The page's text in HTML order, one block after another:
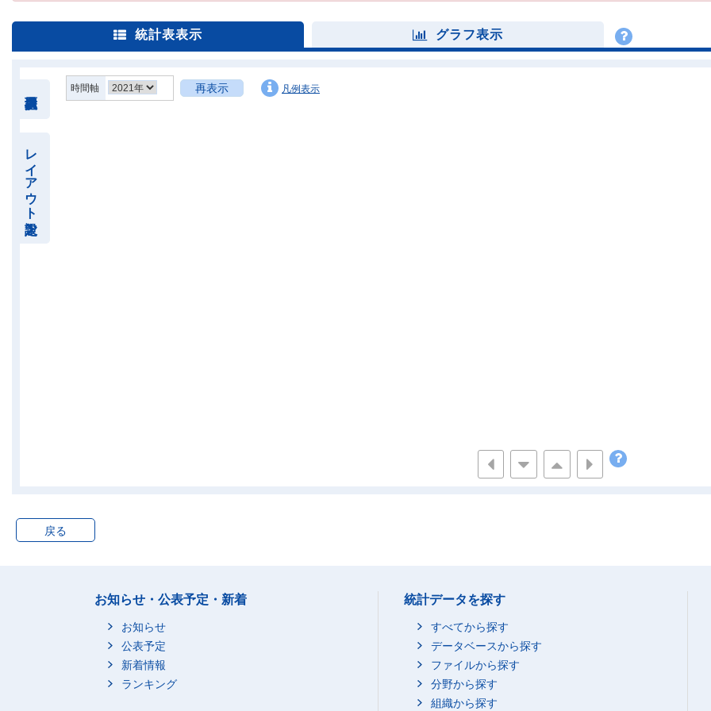
統計表表示 グラフ表示
レイアウト設定
時間軸 再表示 凡例表示
戻る
お知らせ・公表予定・新着
お知らせ
公表予定
新着情報
ランキング
統計データを探す
すべてから探す
データベースから探す
ファイルから探す
分野から探す
組織から探す